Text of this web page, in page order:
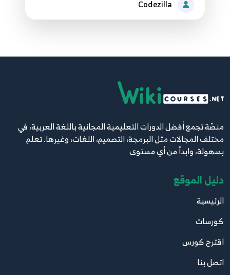
منصّة تجمع أفضل الدورات التعليمية المجانية باللغة العربية، في
مختلف المجالات مثل البرمجة، التصميم، اللغات، وغيرها. تعلم
بسهولة، وابدأ من أي مستوى
دليل الموقع
الرئيسية
كورسات
اقترح كورس
اتصل بنا